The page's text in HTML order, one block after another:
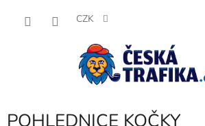
CZK
POHLEDNICE KOČKY